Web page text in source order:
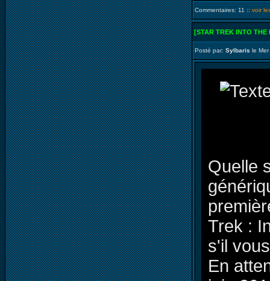
Commentaires: 11 :: voir
[STAR TREK INTO THE
Posté par: Sylbaris le
Quelle
Trek :
s'il
En